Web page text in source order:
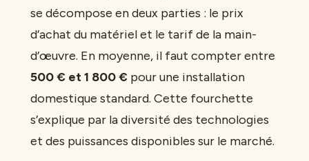
se décompose en deux parties : le prix
d’achat du matériel et le tarif de la main-
d’œuvre. En moyenne, il faut compter entre
500 € et 1 800 € pour une installation
domestique standard. Cette fourchette
s’explique par la diversité des technologies
et des puissances disponibles sur le marché.